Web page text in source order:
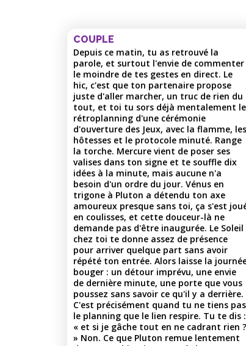
COUPLE
Depuis ce matin, tu as retrouvé la
parole, et surtout l'envie de commenter
le moindre de tes gestes en direct. Le
hic, c'est que ton partenaire propose
juste d'aller marcher, un truc de rien du
tout, et toi tu sors déjà mentalement le
rétroplanning d'une cérémonie
d'ouverture des Jeux, avec la flamme, les
hôtesses et le protocole minuté. Range
la torche. Mercure vient de poser ses
valises dans ton signe et te souffle dix
idées à la minute, mais aucune n'a
besoin d'un ordre du jour. Vénus en
trigone à Pluton a détendu ton axe
amoureux presque sans toi, ça s'est
en coulisses, et cette douceur-là ne
demande pas d'être inaugurée. Le Soleil
chez toi te donne assez de présence
pour arriver quelque part sans avoir
répété ton entrée. Alors laisse la
bouger : un détour imprévu, une envie
de dernière minute, une porte que vous
poussez sans savoir ce qu'il y a derrière.
C'est précisément quand tu ne tiens pas
le planning que le lien respire. Tu te dis :
« et si je gâche tout en ne cadrant rien ?
» Non. Ce que Pluton remue lentement